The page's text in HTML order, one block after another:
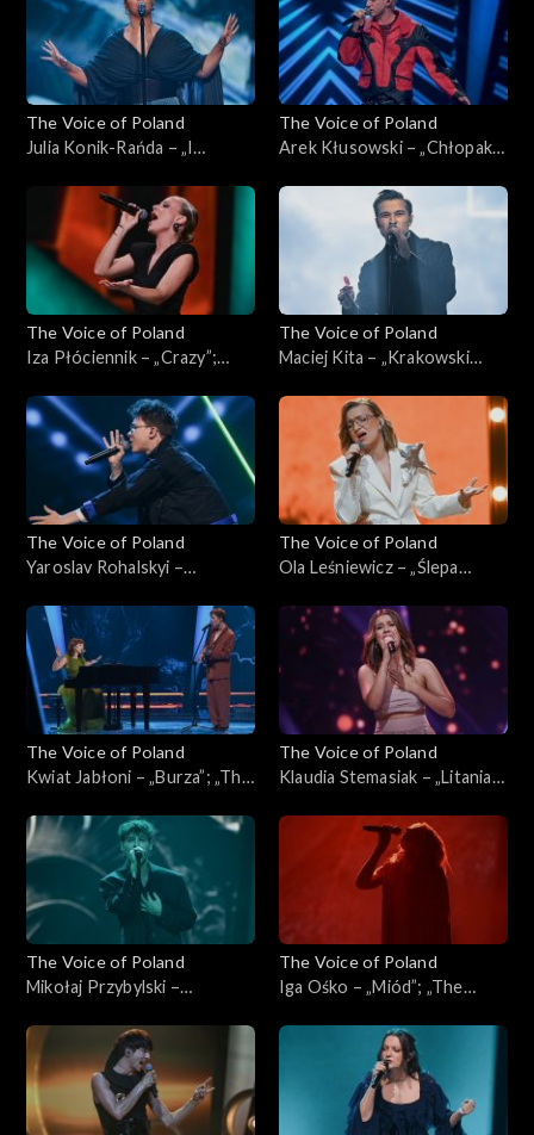
2024
The Voice of Poland
Julia Konik-Rańda – „I
Poland”, Live, 9 listopada
2024
The Voice of Poland
Arek Kłusowski – „Chłopak z
Poland”, Live, 9 listopada
2024
The Voice of Poland
Iza Płóciennik – „Crazy”;
listopada 2024
The Voice of Poland
Maciej Kita – „Krakowski
Poland”, Live, 9 listopada
The Voice of Poland
Yaroslav Rohalskyi –
Poland”, Live, 9 listopada
2024
The Voice of Poland
Ola Leśniewicz – „Ślepa
Poland”, Live, 9 listopada
2024
The Voice of Poland
Kwiat Jabłoni – „Burza”; „The
listopada 2024
The Voice of Poland
Klaudia Stemasiak – „Litania”;
listopada 2024
The Voice of Poland
Mikołaj Przybylski –
Poland”, Live, 9 listopada
2024
The Voice of Poland
Iga Ośko – „Miód”; „The
listopada 2024